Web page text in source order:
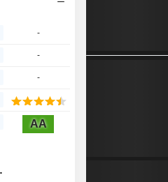
-
-
-
AA